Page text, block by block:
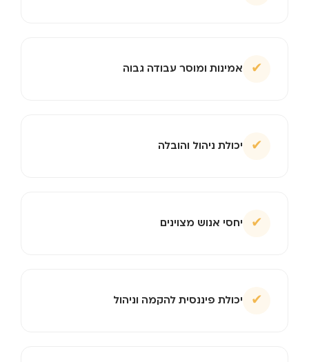
✔ אמינות ומוסר עבודה גבוה
✔ יכולת ניהול והובלה
✔ יחסי אנוש מצוינים
✔ יכולת פיננסית להקמה וניהול